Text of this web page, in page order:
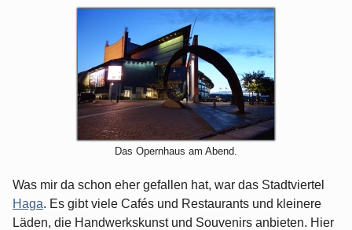
Das Opernhaus am Abend.
Was mir da schon eher gefallen hat, war das Stadtviertel
Haga. Es gibt viele Cafés und Restaurants und kleinere
Läden, die Handwerkskunst und Souvenirs anbieten. Hier